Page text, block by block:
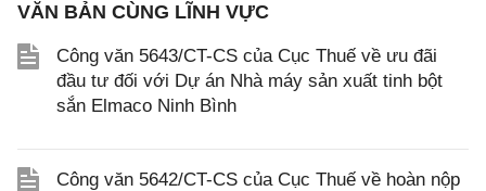
VĂN BẢN CÙNG LĨNH VỰC
Công văn 5643/CT-CS của Cục Thuế về ưu đãi
đầu tư đối với Dự án Nhà máy sản xuất tinh bột
sắn Elmaco Ninh Bình
Công văn 5642/CT-CS của Cục Thuế về hoàn nộp